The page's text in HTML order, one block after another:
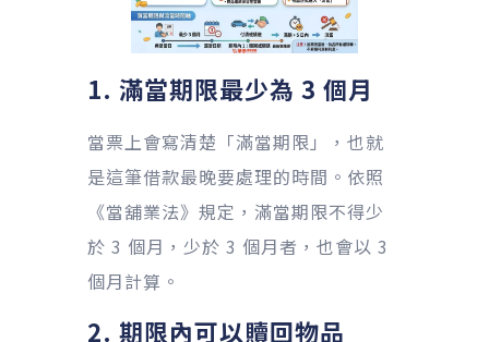
1. 滿當期限最少為 3 個月
當票上會寫清楚「滿當期限」，也就
是這筆借款最晚要處理的時間。依照
《當舖業法》規定，滿當期限不得少
於 3 個月，少於 3 個月者，也會以 3
個月計算。
2. 期限內可以贖回物品